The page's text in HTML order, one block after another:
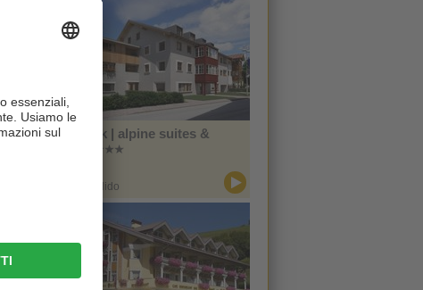
Zin Park | alpine suites &
San Candido